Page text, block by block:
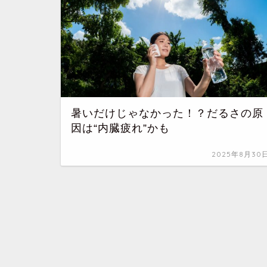
暑いだけじゃなかった！？だるさの原
因は“内臓疲れ”かも
2025年8月30